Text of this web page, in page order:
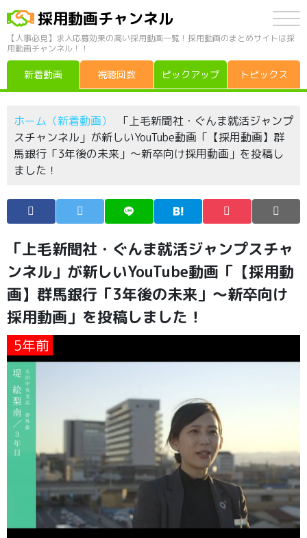
採用動画チャンネル
【人事必見】求人応募効果の高い採用動画一覧！採用動画のまとめサイトは採
用動画チャンネル！！
新着動画 視聴回数 ピックアップ トピックス
ホーム（新着動画）
「上毛新聞社・ぐんま就活ジャンプ
スチャンネル」が新しいYouTube動画「【採用動画】群
馬銀行「3年後の未来」～新卒向け採用動画」を投稿し
ました！
「上毛新聞社・ぐんま就活ジャンプスチャ
ンネル」が新しいYouTube動画「【採用動
画】群馬銀行「3年後の未来」～新卒向け
採用動画」を投稿しました！
5年前